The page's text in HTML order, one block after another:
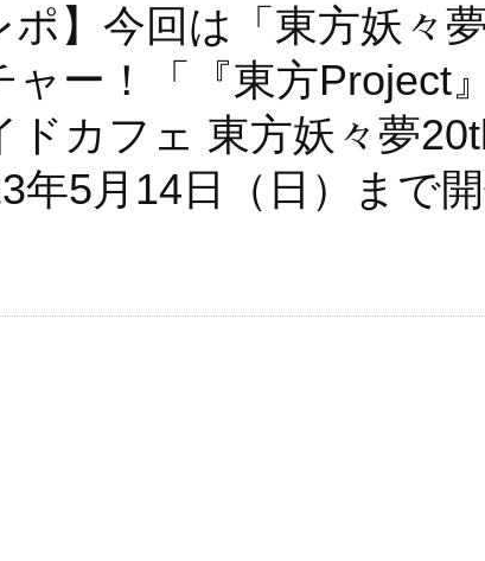
ポ】今回は「東方妖々
ャー！「『東方Project
ドカフェ 東方妖々夢
年5月14日（日）まで